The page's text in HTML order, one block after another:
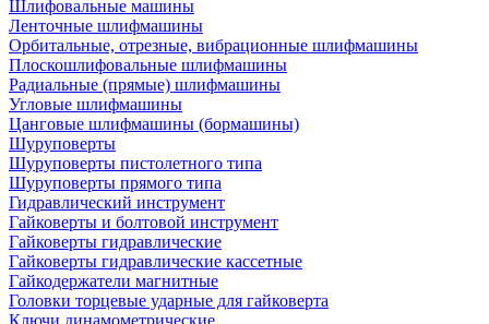
Шлифовальные машины
Ленточные шлифмашины
Орбитальные, отрезные, вибрационные шлифмашины
Плоскошлифовальные шлифмашины
Радиальные (прямые) шлифмашины
Угловые шлифмашины
Цанговые шлифмашины (бормашины)
Шуруповерты
Шуруповерты пистолетного типа
Шуруповерты прямого типа
Гидравлический инструмент
Гайковерты и болтовой инструмент
Гайковерты гидравлические
Гайковерты гидравлические кассетные
Гайкодержатели магнитные
Головки торцевые ударные для гайковерта
Ключи динамометрические